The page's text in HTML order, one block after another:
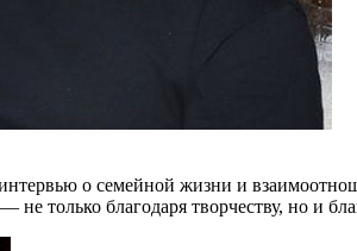
о семейной жизни и
только благодаря творчеству, но и